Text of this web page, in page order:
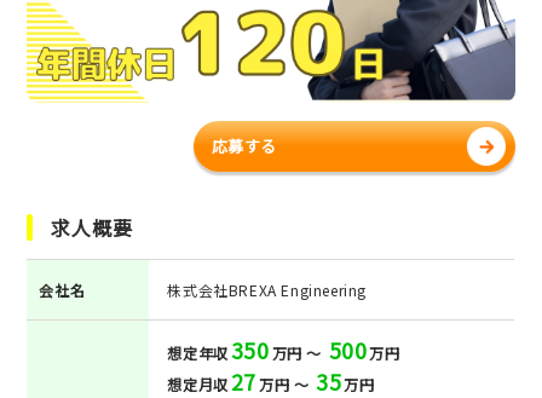
応募する
求人概要
会社名 株式会社BREXA Engineering
想定年収350万円 ～ 500万円
想定月収 27万円 ～ 35万円